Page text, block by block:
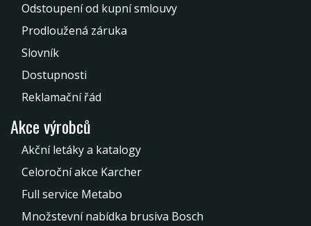
Odstoupení od kupní smlouvy
Prodloužená záruka
Slovník
Dostupnosti
Reklamační řád
Akce výrobců
Akční letáky a katalogy
Celoroční akce Karcher
Full service Metabo
Množstevní nabídka brusiva Bosch